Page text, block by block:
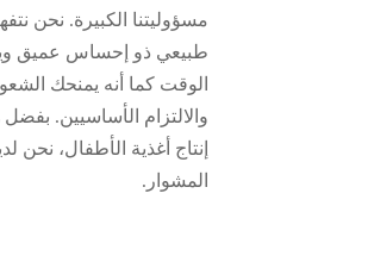
مسؤوليتنا الكبيرة. نحن
طبيعي ذو إحساس عميق
الوقت كما أنه يمنحك
والالتزام الأساسيين.
إنتاج أغذية الأطفال، نحن
المشوار.